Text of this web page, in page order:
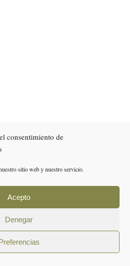
consentimiento de
sitio web y nuestro servicio.
Acepto
Denegar